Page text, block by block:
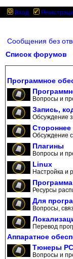
Вход
Сообщения без
Список форумов
Программное
Вопросы и
Запись,
Обсуждение
Обсуждение
Плагины
Вопросы и
Linux
Настройка и
Ресурсы
Для
Вопросы,
Перевод
Аппаратное
Тюнеры
Вопросы и